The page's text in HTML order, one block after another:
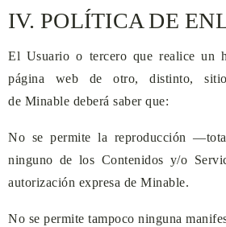
IV. POLÍTICA DE
El Usuario o tercero que realice un
página web de otro, distinto,
de Minable deberá saber que:
No se permite la reproducción
ninguno de los Contenidos y/o
autorización expresa de Minable.
No se permite tampoco ninguna